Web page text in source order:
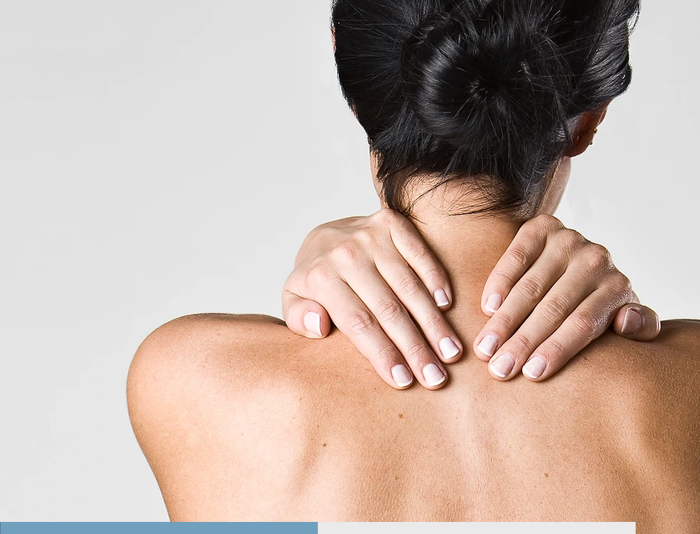
Santorin
art dans l'innocence et la pureté"